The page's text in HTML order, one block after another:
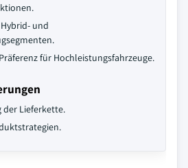
und
für Hochleistungsfahrzeuge.
der Lieferkette.